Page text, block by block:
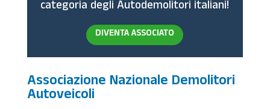
categoria degli Autodemolitori italiani!
DIVENTA ASSOCIATO
Associazione Nazionale Demolitori
Autoveicoli